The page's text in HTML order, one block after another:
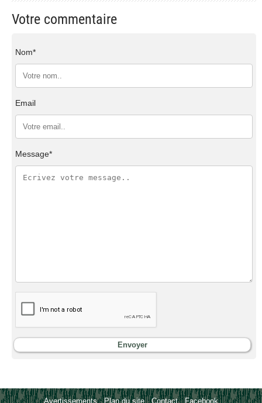
Votre commentaire
Nom*
Email
Message*
Avertissements-Plan du site -Contact- Facebook